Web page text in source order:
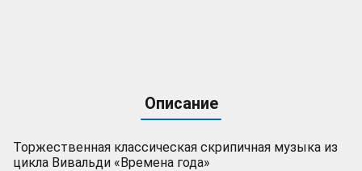
Описание
Торжественная классическая скрипичная музыка из
цикла Вивальди «Времена года»